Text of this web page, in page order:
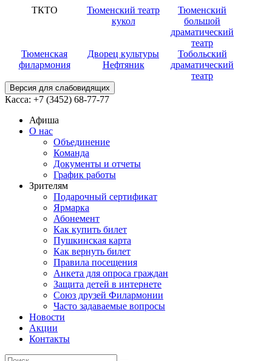
ТКТО
Тюменский театр
кукол
Тюменский
большой
драматический
театр
Тюменская
филармония
Дворец культуры
Нефтяник
Тобольский
драматический
театр
Версия для слабовидящих
Касса: +7 (3452) 68-77-77
Афиша
О нас
Объединение
Команда
Документы и отчеты
График работы
Зрителям
Подарочный сертификат
Ярмарка
Абонемент
Как купить билет
Пушкинская карта
Как вернуть билет
Правила посещения
Анкета для опроса граждан
Защита детей в интернете
Союз друзей Филармонии
Часто задаваемые вопросы
Новости
Акции
Контакты